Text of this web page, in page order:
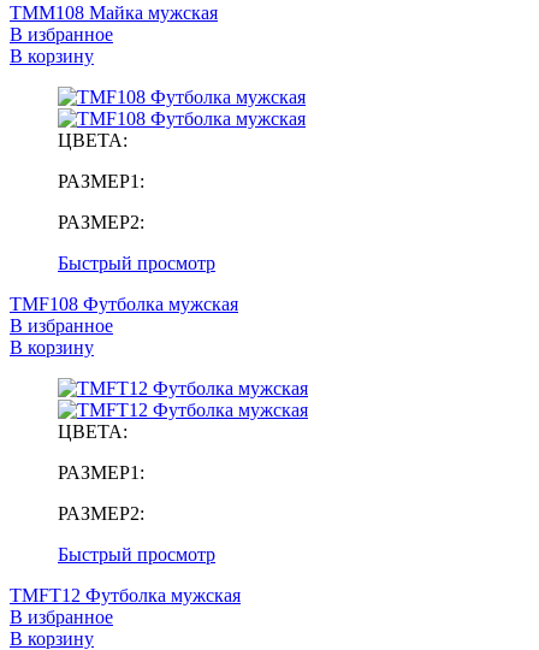
TMM108 Майка мужская
В избранное
В корзину
ЦВЕТА:
РАЗМЕР1:
РАЗМЕР2:
Быстрый просмотр
TMF108 Футболка мужская
В избранное
В корзину
ЦВЕТА:
РАЗМЕР1:
РАЗМЕР2:
Быстрый просмотр
TMFT12 Футболка мужская
В избранное
В корзину